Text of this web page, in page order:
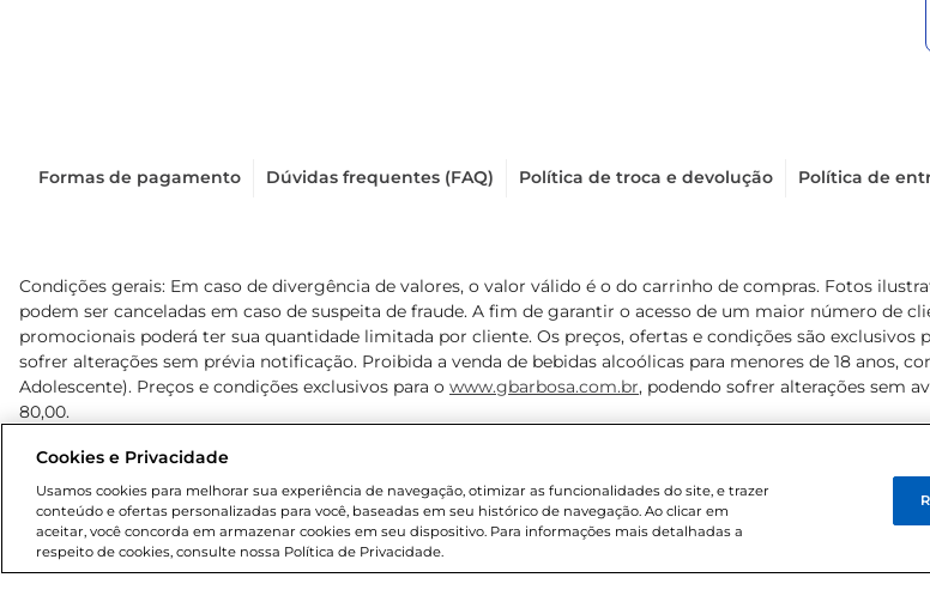
Formas de pagamento Dúvidas frequentes (FAQ) Política de troca e devolução Política de
Condições gerais: Em caso de divergência de valores, o valor válido é o do carrinho de compras. Fotos
podem ser canceladas em caso de suspeita de fraude. A fim de garantir o acesso de um maior número de
promocionais poderá ter sua quantidade limitada por cliente. Os preços, ofertas e condições são
sofrer alterações sem prévia notificação. Proibida a venda de bebidas alcoólicas para menores de 18 anos,
Adolescente). Preços e condições exclusivos para o www.gbarbosa.com.br, podendo sofrer alterações sem
80,00.
Cookies e Privacidade
Usamos cookies para melhorar sua experiência de navegação, otimizar as funcionalidades do site, e trazer
conteúdo e ofertas personalizadas para você, baseadas em seu histórico de navegação. Ao clicar em
aceitar, você concorda em armazenar cookies em seu dispositivo. Para informações mais detalhadas a
respeito de cookies, consulte nossa Política de Privacidade.